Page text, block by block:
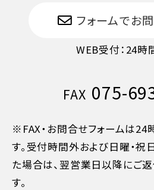
フォームでお
WEB受付：24時
FAX 075-
※FAX・お問合せフォームは24
す。受付時間外および日曜・祝
た場合は、翌営業日以降にご
す。